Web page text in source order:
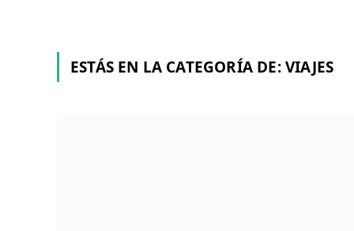
ESTÁS EN LA CATEGORÍA DE:VIAJES